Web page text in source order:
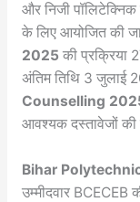
और निजी
के लिए आयोजित की
2025 की प्रक्रिया
अंतिम तिथि 3 जुलाई
Counselling
आवश्यक दस्तावेजों की
Bihar
उम्मीदवार BCECEB